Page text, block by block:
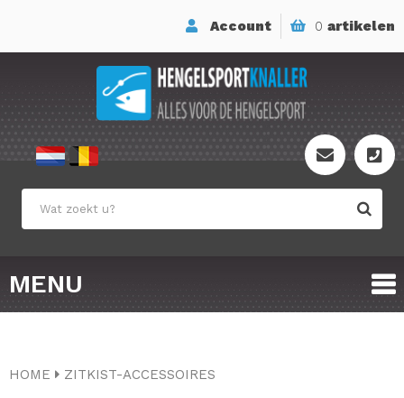
0 artikelen
Account
MENU
HOME ZITKIST-ACCESSOIRES